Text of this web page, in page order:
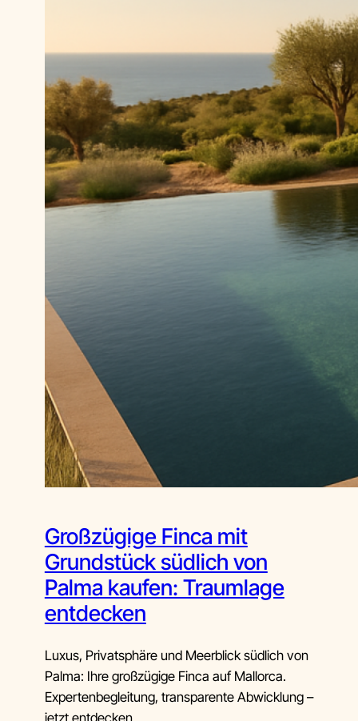
Großzügige Finca mit
Grundstück südlich von
Palma kaufen: Traumlage
entdecken
Luxus, Privatsphäre und Meerblick südlich von
Palma: Ihre großzügige Finca auf Mallorca.
Expertenbegleitung, transparente Abwicklung –
jetzt entdecken.